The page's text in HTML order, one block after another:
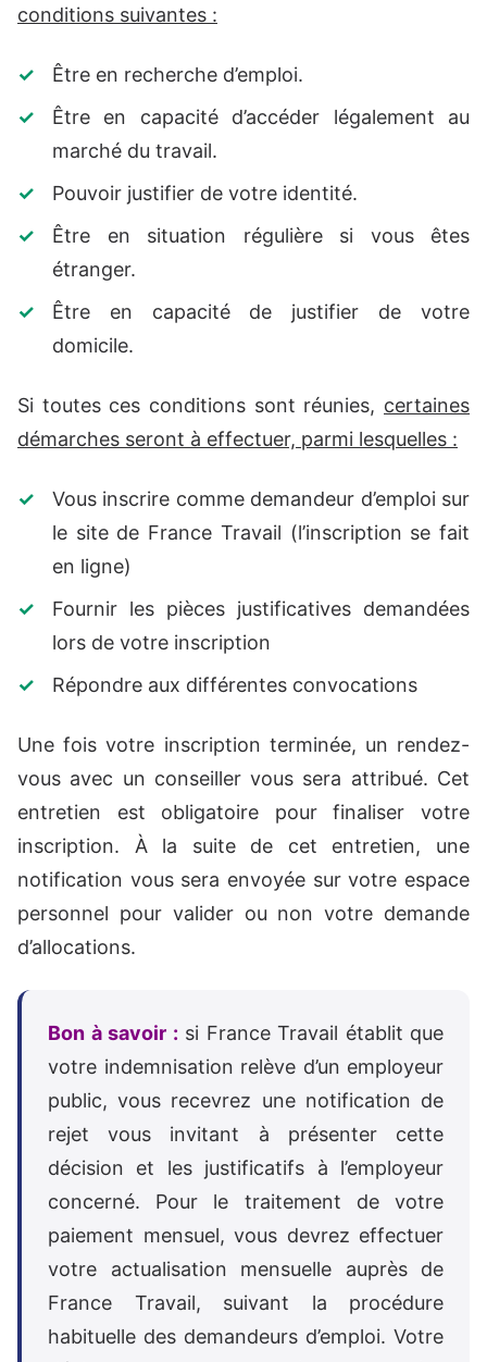
conditions suivantes :
Être en recherche d’emploi.
Être en capacité d’accéder légalement au
marché du travail.
Pouvoir justifier de votre identité.
Être en situation régulière si vous êtes
étranger.
Être en capacité de justifier de votre
domicile.
Si toutes ces conditions sont réunies, certaines
démarches seront à effectuer, parmi lesquelles :
Vous inscrire comme demandeur d’emploi sur
le site de France Travail (l’inscription se fait
en ligne)
Fournir les pièces justificatives demandées
lors de votre inscription
Répondre aux différentes convocations
Une fois votre inscription terminée, un rendez-
vous avec un conseiller vous sera attribué. Cet
entretien est obligatoire pour finaliser votre
inscription. À la suite de cet entretien, une
notification vous sera envoyée sur votre espace
personnel pour valider ou non votre demande
d’allocations.
Bon à savoir : si France Travail établit que
votre indemnisation relève d’un employeur
public, vous recevrez une notification de
rejet vous invitant à présenter cette
décision et les justificatifs à l’employeur
concerné. Pour le traitement de votre
paiement mensuel, vous devrez effectuer
votre actualisation mensuelle auprès de
France Travail, suivant la procédure
habituelle des demandeurs d’emploi. Votre